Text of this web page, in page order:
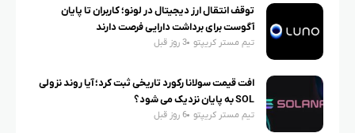
توقف انتقال ارز دیجیتال در لونو؛ کاربران تا پایان
آگوست برای برداشت دارایی فرصت دارند
تیم مستر کریپتو 3 روز قبل
افت قیمت سولانا رکورد تاریخی ثبت کرد؛ آیا روند نزولی
SOL به پایان نزدیک می شود؟
تیم مستر کریپتو 6 روز قبل